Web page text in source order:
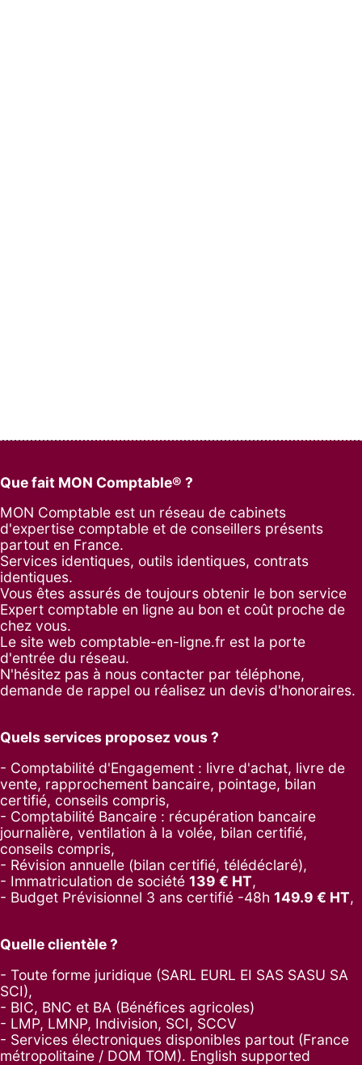
Que fait MON Comptable® ?
MON Comptable est un réseau de cabinets
d'expertise comptable et de conseillers présents
partout en France.
Services identiques, outils identiques, contrats
identiques.
Vous êtes assurés de toujours obtenir le bon service
Expert comptable en ligne au bon et coût proche de
chez vous.
Le site web comptable-en-ligne.fr est la porte
d'entrée du réseau.
N'hésitez pas à nous contacter par téléphone,
demande de rappel ou réalisez un devis d'honoraires.
Quels services proposez vous ?
- Comptabilité d'Engagement : livre d'achat, livre de
vente, rapprochement bancaire, pointage, bilan
certifié, conseils compris,
- Comptabilité Bancaire : récupération bancaire
journalière, ventilation à la volée, bilan certifié,
conseils compris,
- Révision annuelle (bilan certifié, télédéclaré),
- Immatriculation de société 139 € HT,
- Budget Prévisionnel 3 ans certifié -48h 149.9 € HT,
Quelle clientèle ?
- Toute forme juridique (SARL EURL EI SAS SASU SA
SCI),
- BIC, BNC et BA (Bénéfices agricoles)
- LMP, LMNP, Indivision, SCI, SCCV
- Services électroniques disponibles partout (France
métropolitaine / DOM TOM). English supported